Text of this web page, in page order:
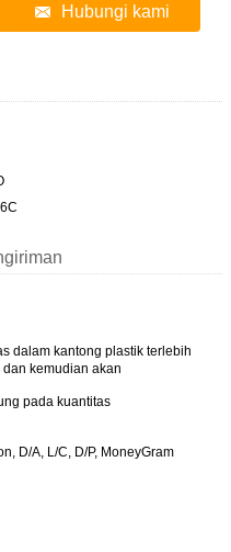
Hubungi kami
dalam kantong plastik terlebih
kemudian akan
pada kuantitas
D/A, L/C, D/P, MoneyGram